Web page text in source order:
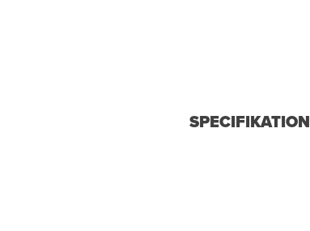
SPECIFIKATION